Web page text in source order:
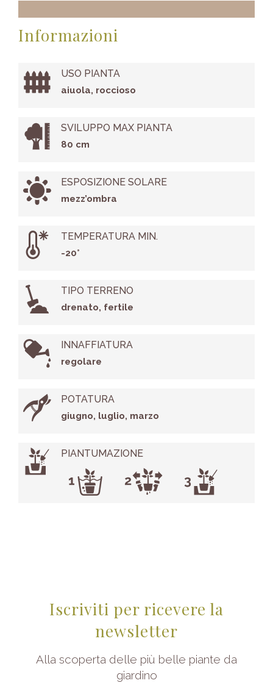
Informazioni
USO PIANTA
aiuola, roccioso
SVILUPPO MAX PIANTA
80 cm
ESPOSIZIONE SOLARE
mezz’ombra
TEMPERATURA MIN.
-20°
TIPO TERRENO
drenato, fertile
INNAFFIATURA
regolare
POTATURA
giugno, luglio, marzo
PIANTUMAZIONE
Iscriviti per ricevere la
newsletter
Alla scoperta delle più belle piante da
giardino